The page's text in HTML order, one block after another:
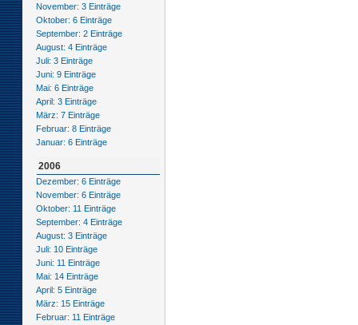
November: 3 Einträge
Oktober: 6 Einträge
September: 2 Einträge
August: 4 Einträge
Juli: 3 Einträge
Juni: 9 Einträge
Mai: 6 Einträge
April: 3 Einträge
März: 7 Einträge
Februar: 8 Einträge
Januar: 6 Einträge
2006
Dezember: 6 Einträge
November: 6 Einträge
Oktober: 11 Einträge
September: 4 Einträge
August: 3 Einträge
Juli: 10 Einträge
Juni: 11 Einträge
Mai: 14 Einträge
April: 5 Einträge
März: 15 Einträge
Februar: 11 Einträge